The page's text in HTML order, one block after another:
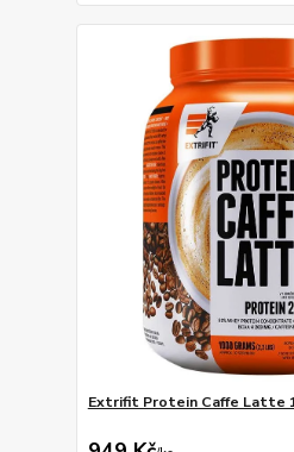
Extrifit Protein Caffe Latte